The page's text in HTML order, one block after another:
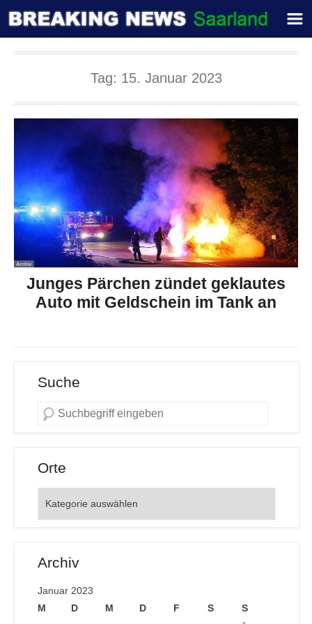
Tag: 15. Januar 2023
Junges Pärchen zündet geklautes
Auto mit Geldschein im Tank an
Suche
Orte
Archiv
Januar 2023
M
D M D F S
S